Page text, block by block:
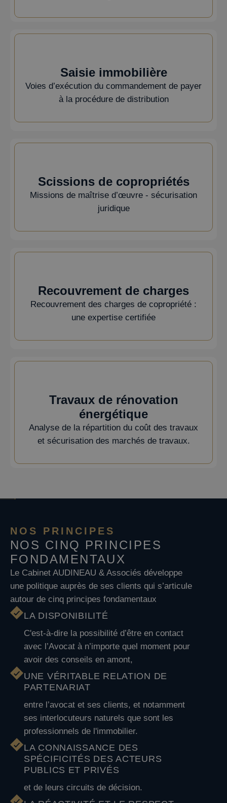
Saisie immobilière
Voies d’exécution du commandement de payer
à la procédure de distribution
Scissions de copropriétés
Missions de maîtrise d’œuvre - sécurisation
juridique
Recouvrement de charges
Recouvrement des charges de copropriété :
une expertise certifiée
Travaux de rénovation
énergétique
Analyse de la répartition du coût des travaux
et sécurisation des marchés de travaux.
NOS PRINCIPES
NOS CINQ PRINCIPES
FONDAMENTAUX
Le Cabinet AUDINEAU & Associés développe
une politique auprès de ses clients qui s’articule
autour de cinq principes fondamentaux
LA DISPONIBILITÉ
C'est-à-dire la possibilité d’être en contact
avec l’Avocat à n’importe quel moment pour
avoir des conseils en amont,
UNE VÉRITABLE RELATION DE
PARTENARIAT
entre l’avocat et ses clients, et notamment
ses interlocuteurs naturels que sont les
professionnels de l'immobilier.
LA CONNAISSANCE DES
SPÉCIFICITÉS DES ACTEURS
PUBLICS ET PRIVÉS
et de leurs circuits de décision.